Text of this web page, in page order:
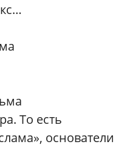
То есть
основатели